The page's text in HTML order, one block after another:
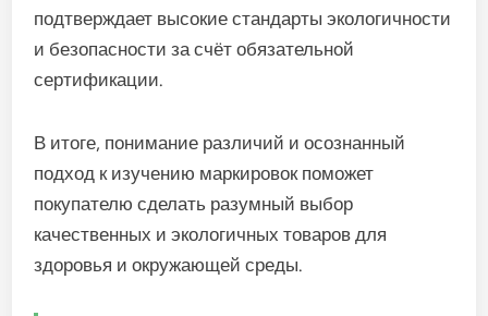
подтверждает высокие стандарты экологичности
и безопасности за счёт обязательной
сертификации.
В итоге, понимание различий и осознанный
подход к изучению маркировок поможет
покупателю сделать разумный выбор
качественных и экологичных товаров для
здоровья и окружающей среды.